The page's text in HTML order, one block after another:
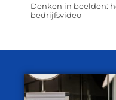
Denken in beelden:
bedrijfsvideo